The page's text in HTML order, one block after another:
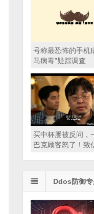
号称最恐怖的手机
马病毒”疑踪调查
买中杯屡被反问，
巴克顾客怒了！致
Ddos防御专